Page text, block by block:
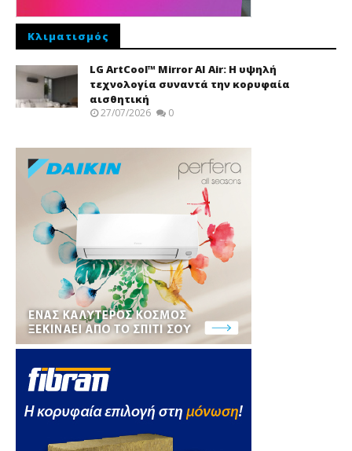
Κλιματισμός
LG ArtCool™ Mirror AI Air: Η υψηλή
τεχνολογία συναντά την κορυφαία
αισθητική
27/07/2026 0